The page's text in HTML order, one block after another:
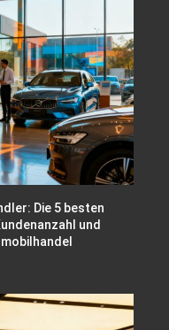
Die 5 besten
und